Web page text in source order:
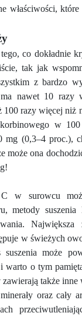
właściwości,
co dokładnie
tak jak
z bardzo
nawet 10 razy
100 razy więcej niż
w
mg (0,3–4 proc.),
może ona
C w surowcu
metody
Największa
w świeżych
może
warto o tym
także
oraz cały